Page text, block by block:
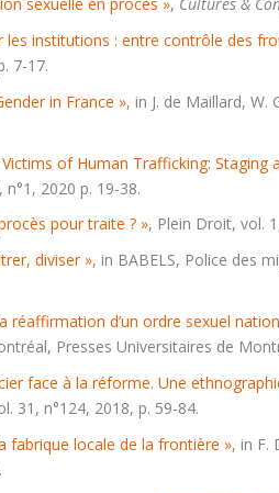
les institutions : entre contrôle des
7-17.
in France », in J. de Maillard, W.
of Human Trafficking: Staging
n°1, 2020 p. 19-38.
pour traite ? », Plein Droit, vol.
diviser », in BABELS, Police des
réaffirmation d’un ordre sexuel
Presses Universitaires de
face à la réforme. Une
31, n°124, 2018, p. 59-84.
fabrique locale de la frontière », in F.